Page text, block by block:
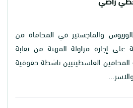
والماجستير في المحاماة من
على إجازة مزاولة المهنة من نقابة
المحامين الفلسطينيين ناشطة حقوقية